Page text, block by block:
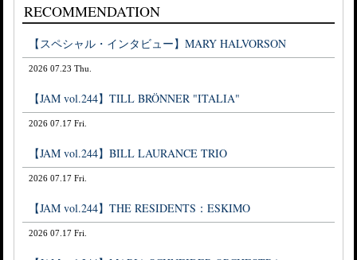
RECOMMENDATION
【スペシャル・インタビュー】MARY HALVORSON
2026 07.23 Thu.
【JAM vol.244】TILL BRÖNNER "ITALIA"
2026 07.17 Fri.
【JAM vol.244】BILL LAURANCE TRIO
2026 07.17 Fri.
【JAM vol.244】THE RESIDENTS：ESKIMO
2026 07.17 Fri.